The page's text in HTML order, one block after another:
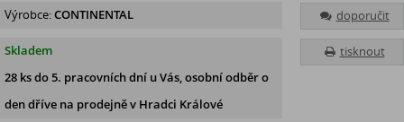
doporučit
tisknout
Výrobce:CONTINENTAL
Skladem
28 ksdo 5. pracovních dní u Vás, osobní odběr o
den dříve na prodejněv Hradci Králové